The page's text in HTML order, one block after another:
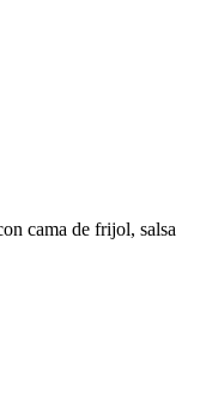
cama de frijol, salsa